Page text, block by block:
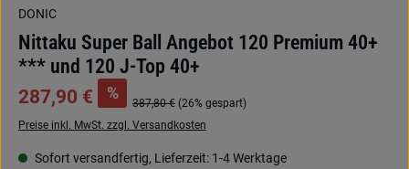
DONIC
Nittaku Super Ball Angebot 120 Premium 40+
*** und 120 J-Top 40+
287,90 € %
387,80 € (26% gespart)
Preise inkl. MwSt. zzgl. Versandkosten
Sofort versandfertig, Lieferzeit: 1-4 Werktage